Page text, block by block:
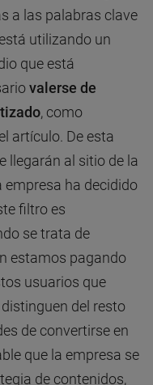
a las palabras clave
utilizando un
que está
valerse de
, como
artículo. De esta
llegarán al sitio de la
empresa ha decidido
filtro es
se trata de
estamos pagando
usuarios que
del resto
de convertirse en
que la empresa se
de contenidos,